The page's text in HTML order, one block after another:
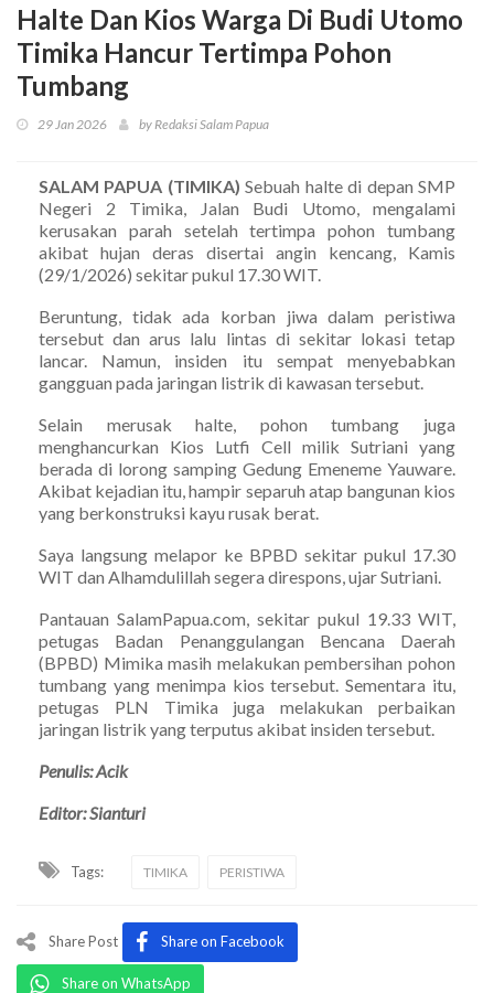
Halte Dan Kios Warga Di Budi Utomo
Timika Hancur Tertimpa Pohon
Tumbang
29 Jan 2026 by Redaksi Salam Papua
SALAM PAPUA (TIMIKA) Sebuah halte di depan SMP
Negeri 2 Timika, Jalan Budi Utomo, mengalami
kerusakan parah setelah tertimpa pohon tumbang
akibat hujan deras disertai angin kencang, Kamis
(29/1/2026) sekitar pukul 17.30 WIT.
Beruntung, tidak ada korban jiwa dalam peristiwa
tersebut dan arus lalu lintas di sekitar lokasi tetap
lancar. Namun, insiden itu sempat menyebabkan
gangguan pada jaringan listrik di kawasan tersebut.
Selain merusak halte, pohon tumbang juga
menghancurkan Kios Lutfi Cell milik Sutriani yang
berada di lorong samping Gedung Emeneme Yauware.
Akibat kejadian itu, hampir separuh atap bangunan kios
yang berkonstruksi kayu rusak berat.
Saya langsung melapor ke BPBD sekitar pukul 17.30
WIT dan Alhamdulillah segera direspons, ujar Sutriani.
Pantauan SalamPapua.com, sekitar pukul 19.33 WIT,
petugas Badan Penanggulangan Bencana Daerah
(BPBD) Mimika masih melakukan pembersihan pohon
tumbang yang menimpa kios tersebut. Sementara itu,
petugas PLN Timika juga melakukan perbaikan
jaringan listrik yang terputus akibat insiden tersebut.
Penulis: Acik
Editor: Sianturi
Tags: TIMIKA PERISTIWA
Share Post Share on Facebook
Share on WhatsApp